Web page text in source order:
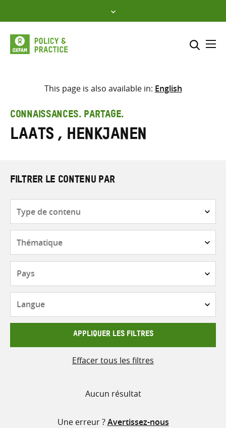
to
content
Sélectionner l’emplacement
Saisir
les
termes
This page is also available in: English
CONNAISSANCES. PARTAGE.
Laats , Henkjanen
FILTRER LE CONTENU PAR
contenu
APPLIQUER LES FILTRES
Effacer tous les filtres
Aucun résultat
Une erreur ?Avertissez-nous